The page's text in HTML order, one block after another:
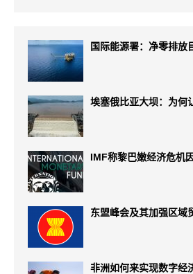
国际能源署：净零排放
埃塞俄比亚大坝：为何
IMF称黎巴嫩经济危机
东盟峰会及其加强区域
非洲如何来实现数字经